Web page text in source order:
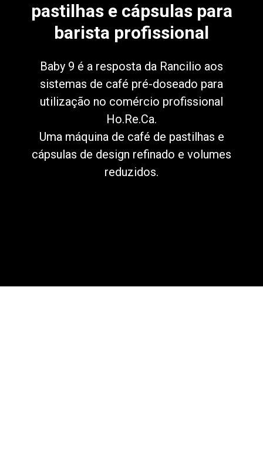
pastilhas e cápsulas para
barista profissional
Baby 9 é a resposta da Rancilio aos
sistemas de café pré-doseado para
utilização no comércio profissional
Ho.Re.Ca.
Uma máquina de café de pastilhas e
cápsulas de design refinado e volumes
reduzidos.
Contacte-nos